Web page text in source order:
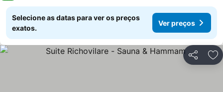
Selecione as datas para ver os preços
exatos.
Ver preços
Partilhar